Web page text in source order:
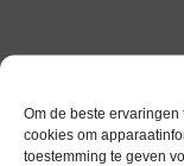
Om de beste
cookies om
toestemming te geven